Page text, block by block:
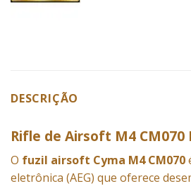
DESCRIÇÃO
Rifle de Airsoft M4 CM070
O fuzil airsoft Cyma M4 CM070
eletrônica (AEG) que oferece